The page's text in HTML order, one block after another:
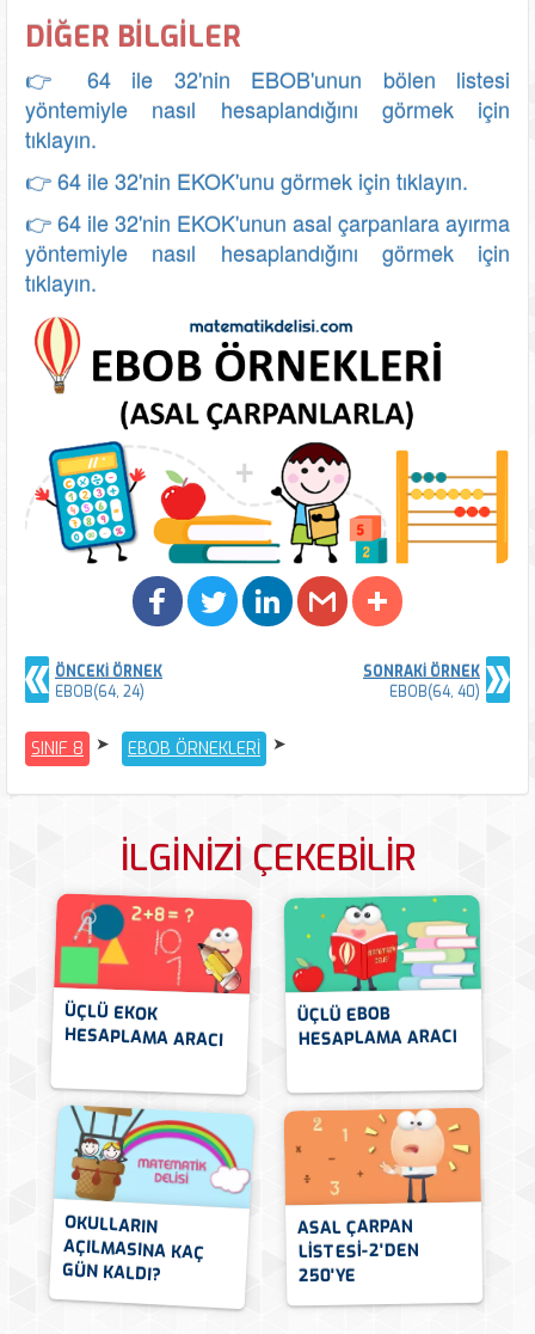
DİĞER BİLGİLER
👉 64 ile 32'nin EBOB'unun bölen listesi
yöntemiyle nasıl hesaplandığını görmek için
tıklayın.
👉 64 ile 32'nin EKOK'unu görmek için tıklayın.
👉 64 ile 32'nin EKOK'unun asal çarpanlara ayırma
yöntemiyle nasıl hesaplandığını görmek için
tıklayın.
ÖNCEKİ ÖRNEK
EBOB(64, 24)
SONRAKİ ÖRNEK
EBOB(64, 40)
SINIF 8 EBOB ÖRNEKLERİ
İLGİNİZİ ÇEKEBİLİR
ÜÇLÜ EKOK
HESAPLAMA ARACI
ÜÇLÜ EBOB
HESAPLAMA ARACI
OKULLARIN
AÇILMASINA KAÇ
GÜN KALDI?
ASAL ÇARPAN
LİSTESİ-2'DEN
250'YE